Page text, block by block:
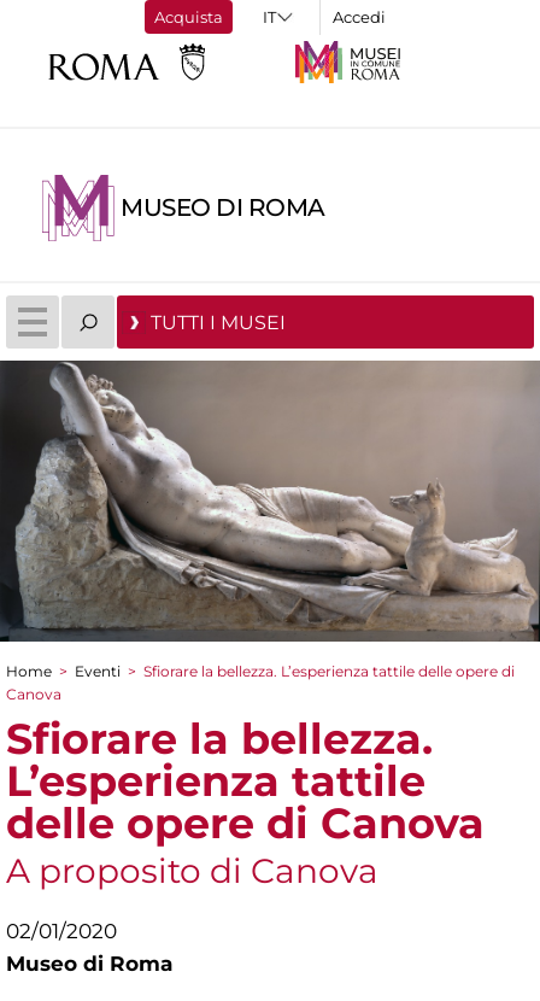
Acquista Accedi
MUSEO DI ROMA
TUTTI I MUSEI
Tu sei qui
Home > Eventi > Sfiorare la bellezza. L’esperienza tattile delle opere di
Canova
Sfiorare la bellezza.
L’esperienza tattile
delle opere di Canova
A proposito di Canova
02/01/2020
Museo di Roma